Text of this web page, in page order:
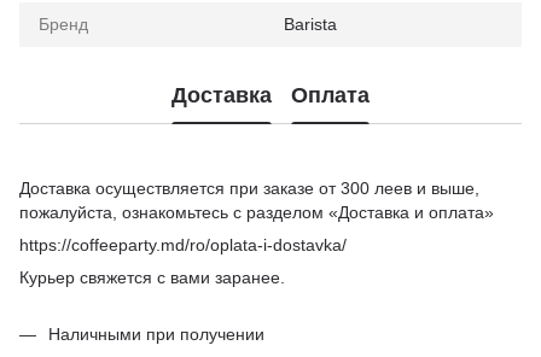
Бренд Barista
Доставка Оплата
Доставка осуществляется при заказе от 300 леев и выше,
пожалуйста, ознакомьтесь с разделом «Доставка и оплата»
https://coffeeparty.md/ro/oplata-i-dostavka/
Курьер свяжется с вами заранее.
Наличными при получении